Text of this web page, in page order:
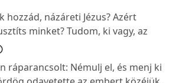
hozzád, názáreti Jézus? Azért
minket? Tudom, ki vagy, az
ráparancsolt: Némulj el, és menj ki